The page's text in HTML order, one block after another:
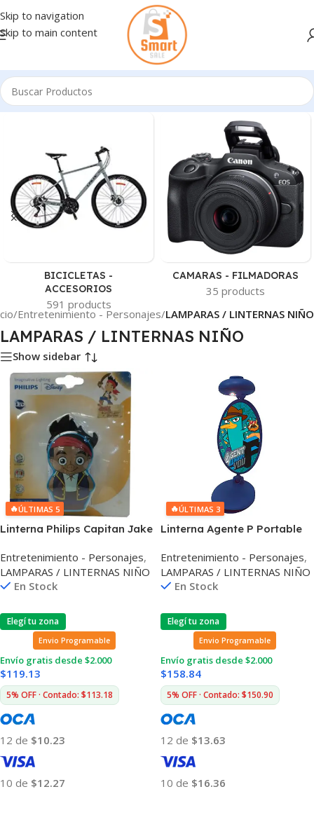
Skip to navigation
Skip to main content
BICICLETAS -
ACCESORIOS
591 products
CAMARAS - FILMADORAS
35 products
/Entretenimiento - Personajes/LAMPARAS / LINTERNAS NIÑO
LAMPARAS / LINTERNAS NIÑO
Show sidebar
🔥ÚLTIMAS 5
Linterna Philips Capitan Jake
Niños
Entretenimiento - Personajes,
LAMPARAS / LINTERNAS NIÑO
En Stock
Elegí tu zona
Envio Programable
Envío gratis desde $2.000
$119.13
5% OFF · Contado: $113.18
12 de $10.23
10 de $12.27
🔥ÚLTIMAS 3
Linterna Agente P Portable
Entretenimiento - Personajes,
LAMPARAS / LINTERNAS NIÑO
En Stock
Elegí tu zona
Envio Programable
Envío gratis desde $2.000
$158.84
5% OFF · Contado: $150.90
12 de $13.63
10 de $16.36